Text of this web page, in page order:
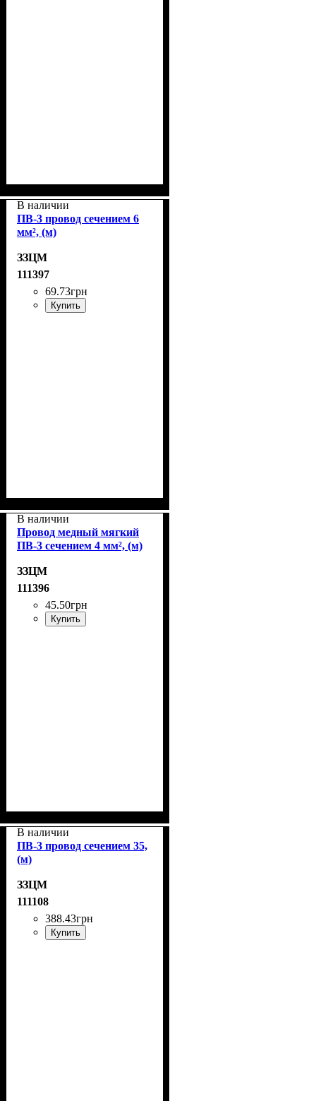
В наличии
ПВ-3 провод сечением 6
мм², (м)
ЗЗЦМ
111397
69.73грн
Купить
В наличии
Провод медный мягкий
ПВ-3 сечением 4 мм², (м)
ЗЗЦМ
111396
45.50грн
Купить
В наличии
ПВ-3 провод сечением 35,
(м)
ЗЗЦМ
111108
388.43грн
Купить